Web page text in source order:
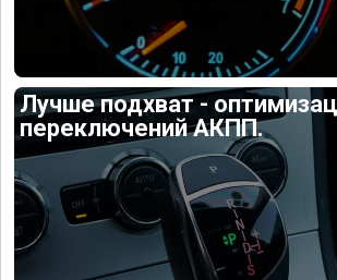
Лучше подхват -
переключений АКПП.